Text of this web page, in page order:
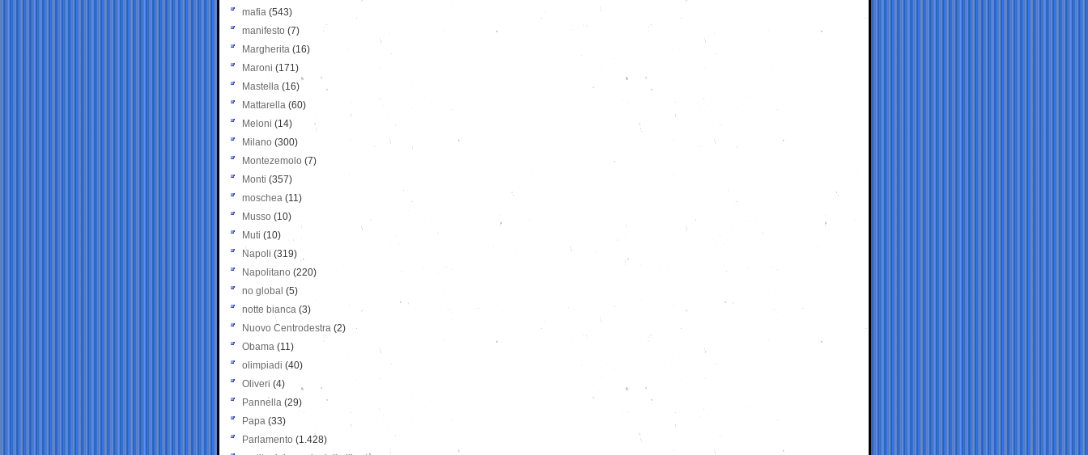
mafia (543)
manifesto (7)
Margherita (16)
Maroni (171)
Mastella (16)
Mattarella (60)
Meloni (14)
Milano (300)
Montezemolo (7)
Monti (357)
moschea (11)
Musso (10)
Muti (10)
Napoli (319)
Napolitano (220)
no global (5)
notte bianca (3)
Nuovo Centrodestra (2)
Obama (11)
olimpiadi (40)
Oliveri (4)
Pannella (29)
Papa (33)
Parlamento (1.428)